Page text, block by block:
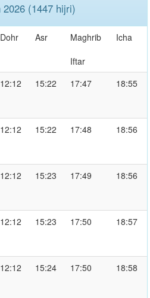
2026 (1447 hijri)
Dohr Asr
Maghrib
Iftar
Icha
12:12 15:22 17:47 18:55
12:12 15:22 17:48 18:56
12:12 15:23 17:49 18:56
12:12 15:23 17:50 18:57
12:12 15:24 17:50 18:58